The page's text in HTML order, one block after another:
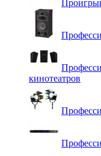
кинотеатров